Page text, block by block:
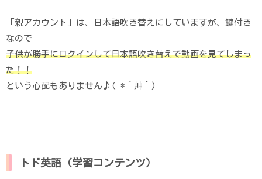
「親アカウント」は、日本語吹き替えにしていますが、鍵付き
なので
子供が勝手にログインして日本語吹き替えで動画を見てしまっ
た！！
という心配もありません♪( *´艸｀)
トド英語（学習コンテンツ）